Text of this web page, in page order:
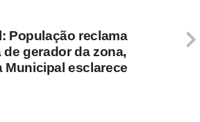
População reclama
de gerador da zona,
Municipal esclarece